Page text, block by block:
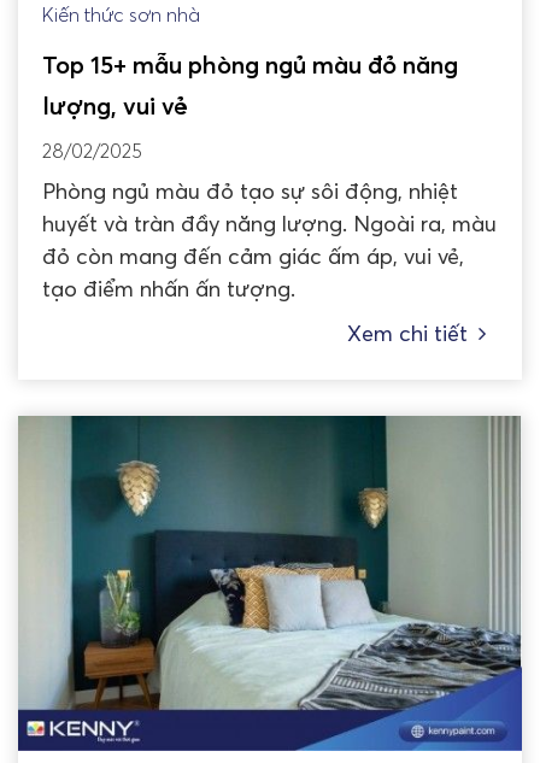
Kiến thức sơn nhà
Top 15+ mẫu phòng ngủ màu đỏ năng
lượng, vui vẻ
28/02/2025
Phòng ngủ màu đỏ tạo sự sôi động, nhiệt
huyết và tràn đầy năng lượng. Ngoài ra, màu
đỏ còn mang đến cảm giác ấm áp, vui vẻ,
tạo điểm nhấn ấn tượng.
Xem chi tiết